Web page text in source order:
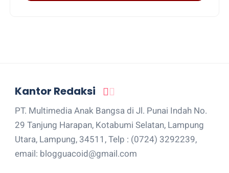
Kantor Redaksi
PT. Multimedia Anak Bangsa di Jl. Punai Indah No.
29 Tanjung Harapan, Kotabumi Selatan, Lampung
Utara, Lampung, 34511, Telp : (0724) 3292239,
email: blogguacoid@gmail.com